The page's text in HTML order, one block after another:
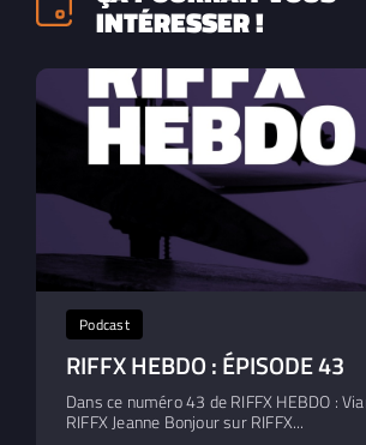
INTÉRESSER !
Podcast
RIFFX HEBDO : ÉPISODE 43
Dans ce numéro 43 de RIFFX HEBDO :
RIFFX Jeanne Bonjour sur RIFFX...